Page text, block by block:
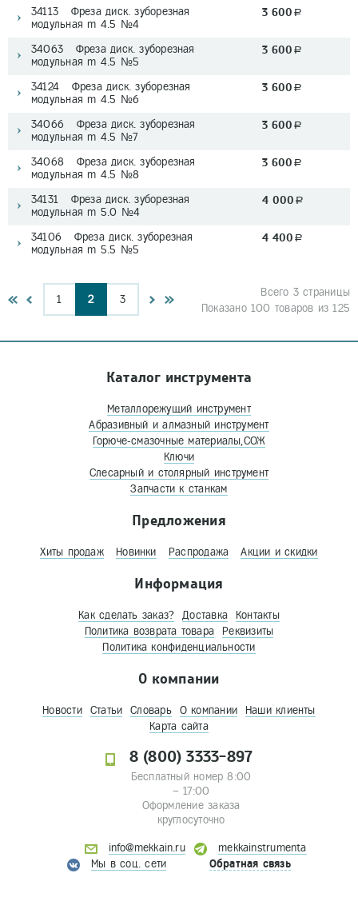
34113 Фреза диск. зуборезная
модульная m 4.5 №4
3 600 a
34063 Фреза диск. зуборезная
модульная m 4.5 №5
3 600 a
34124 Фреза диск. зуборезная
модульная m 4.5 №6
3 600 a
34066 Фреза диск. зуборезная
модульная m 4.5 №7
3 600 a
34068 Фреза диск. зуборезная
модульная m 4.5 №8
3 600 a
34131 Фреза диск. зуборезная
модульная m 5.0 №4
4 000 a
34106 Фреза диск. зуборезная
модульная m 5.5 №5
4 400 a
1 2 3
Всего 3 страницы
Показано 100 товаров из 125
Каталог инструмента
Металлорежущий инструмент
Абразивный и алмазный инструмент
Горюче-смазочные материалы,СОЖ
Ключи
Слесарный и столярный инструмент
Запчасти к станкам
Предложения
Хиты продаж Новинки Распродажа Акции и скидки
Информация
Как сделать заказ? Доставка
Контакты
Политика возврата товара
Реквизиты
Политика конфиденциальности
О компании
Новости Статьи Словарь О компании
Наши клиенты
Карта сайта
8 (800) 3333-897
Бесплатный номер 8:00
– 17:00
Оформление заказа
круглосуточно
info@mekkain.ru
mekkainstrumenta
Мы в соц. сети
Обратная связь